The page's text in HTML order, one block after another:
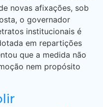
novas afixações, sob
o governador
institucionais é
em repartições
que a medida não
nem propósito